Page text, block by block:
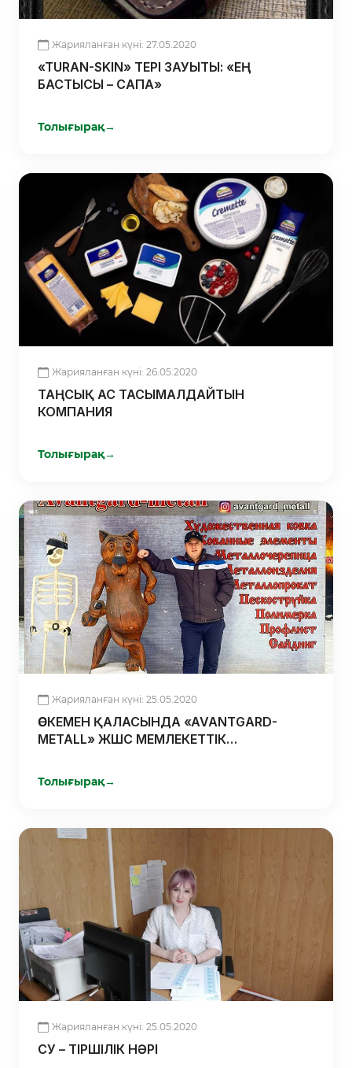
Жарияланған күні: 27.05.2020
«TURAN-SKIN» ТЕРІ ЗАУЫТЫ: «ЕҢ
БАСТЫСЫ – САПА»
Толығырақ→
Жарияланған күні: 26.05.2020
ТАҢСЫҚ АС ТАСЫМАЛДАЙТЫН
КОМПАНИЯ
Толығырақ→
Жарияланған күні: 25.05.2020
ӨСКЕМЕН ҚАЛАСЫНДА «AVANTGARD-
METALL» ЖШС МЕМЛЕКЕТТІК
Толығырақ→
Жарияланған күні: 25.05.2020
СУ – ТІРШІЛІК НӘРІ